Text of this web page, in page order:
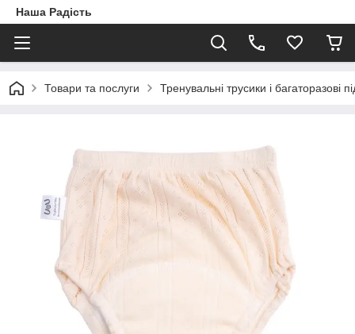
Наша Радість
Товари та послуги Тренувальні трусики і багаторазові